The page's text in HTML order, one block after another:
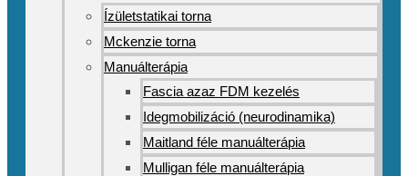
Ízületstatikai torna
Mckenzie torna
Manuálterápia
Fascia azaz FDM kezelés
Idegmobilizáció (neurodinamika)
Maitland féle manuálterápia
Mulligan féle manuálterápia